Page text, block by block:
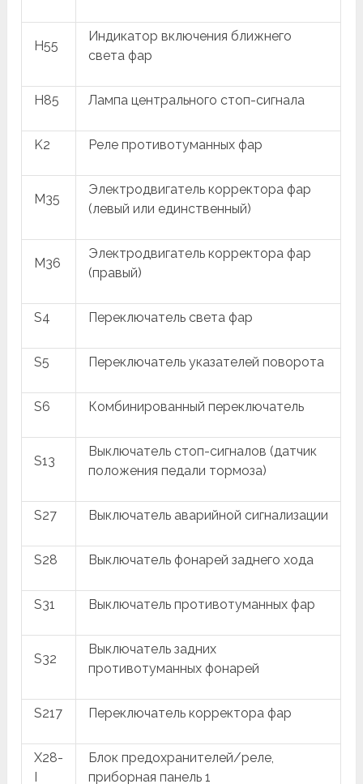
H55
Индикатор включения ближнего
света фар
H85 Лампа центрального стоп-сигнала
K2 Реле противотуманных фар
M35
Электродвигатель корректора фар
(левый или единственный)
M36
Электродвигатель корректора фар
(правый)
S4 Переключатель света фар
S5 Переключатель указателей поворота
S6 Комбинированный переключатель
S13
Выключатель стоп-сигналов (датчик
положения педали тормоза)
S27 Выключатель аварийной сигнализации
S28 Выключатель фонарей заднего хода
S31 Выключатель противотуманных фар
S32
Выключатель задних
противотуманных фонарей
S217 Переключатель корректора фар
X28-
I
Блок предохранителей/реле,
приборная панель 1